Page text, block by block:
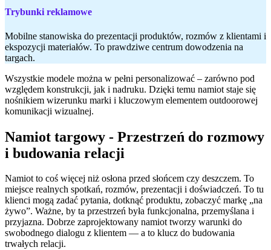
Trybunki reklamowe
Mobilne stanowiska do prezentacji produktów, rozmów z klientami i
ekspozycji materiałów. To prawdziwe centrum dowodzenia na
targach.
Wszystkie modele można w pełni personalizować – zarówno pod
względem konstrukcji, jak i nadruku. Dzięki temu namiot staje się
nośnikiem wizerunku marki i kluczowym elementem outdoorowej
komunikacji wizualnej.
Namiot targowy - Przestrzeń do rozmowy
i budowania relacji
Namiot to coś więcej niż osłona przed słońcem czy deszczem. To
miejsce realnych spotkań, rozmów, prezentacji i doświadczeń. To tu
klienci mogą zadać pytania, dotknąć produktu, zobaczyć markę „na
żywo”. Ważne, by ta przestrzeń była funkcjonalna, przemyślana i
przyjazna. Dobrze zaprojektowany namiot tworzy warunki do
swobodnego dialogu z klientem — a to klucz do budowania
trwałych relacji.